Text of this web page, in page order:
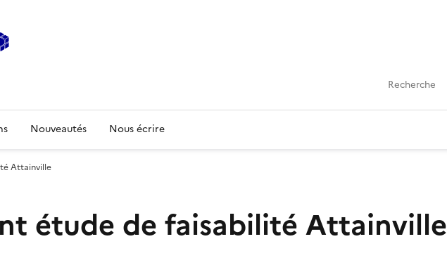
Nouveautés Nous écrire
Attainville
étude de faisabilité Attainville